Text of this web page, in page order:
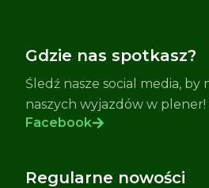
Gdzie nas spotkasz?
Śledź nasze social media, by
naszych wyjazdów w plener!
Facebook
Regularne nowości